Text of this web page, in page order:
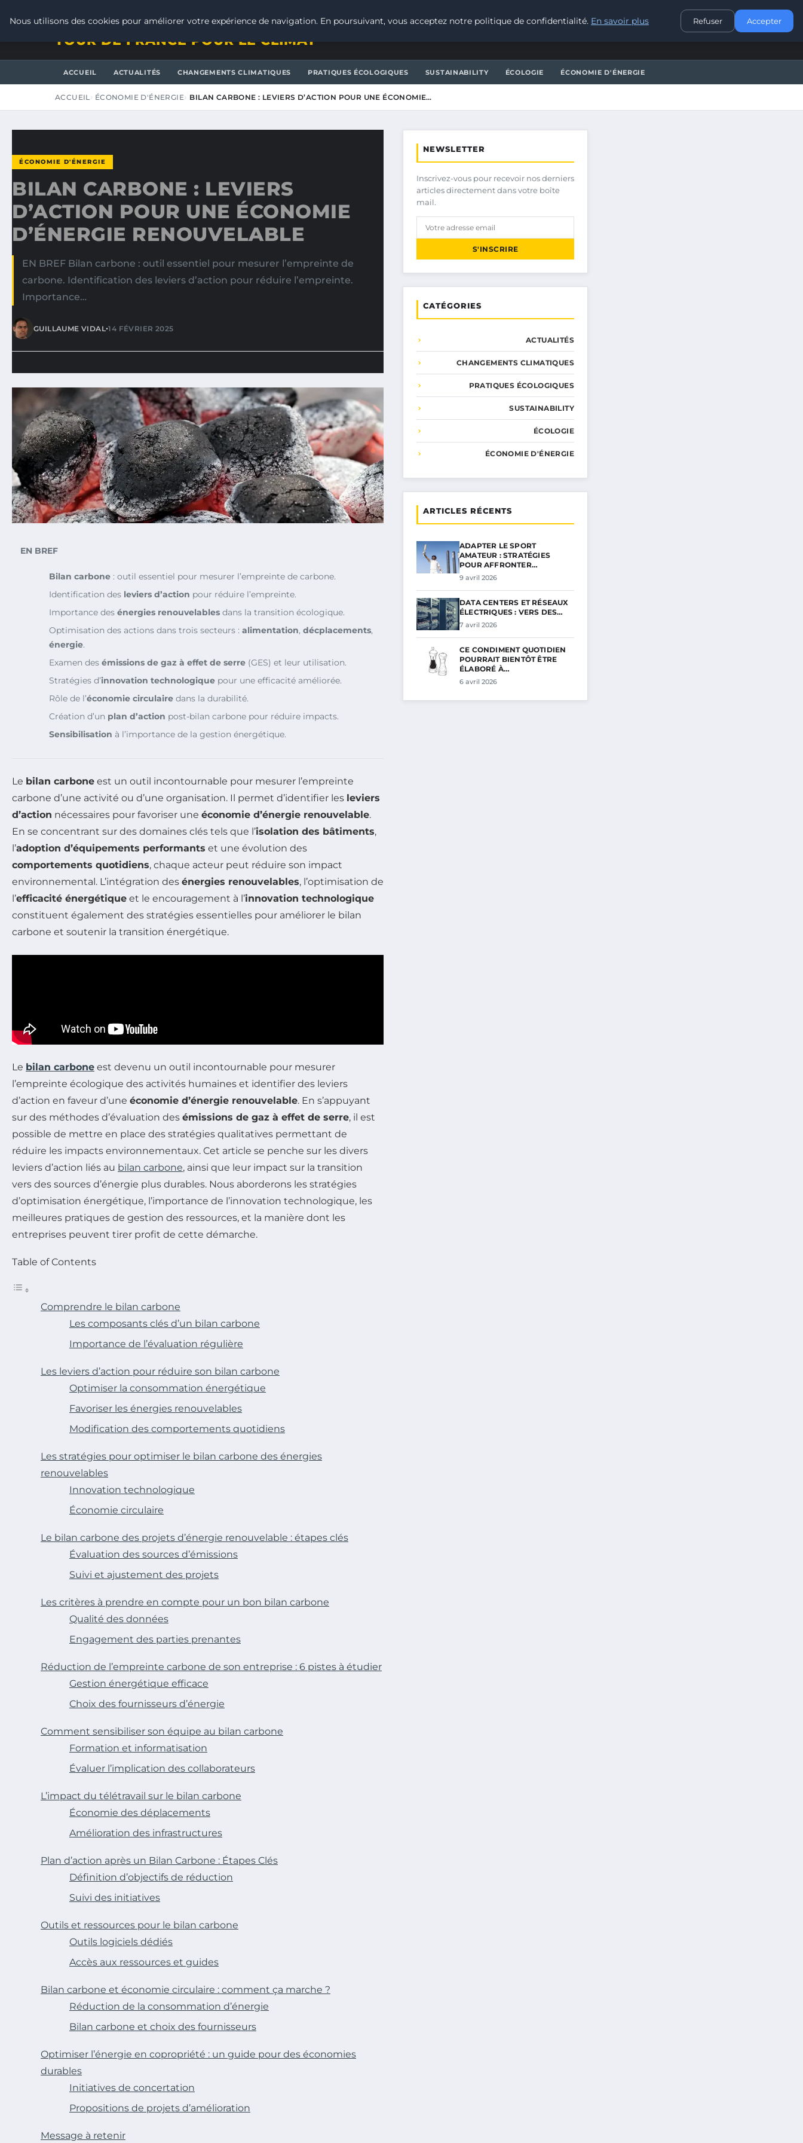
CONTACT
TOUR DE FRANCE POUR LE CLIMAT
ACCUEIL ACTUALITÉS CHANGEMENTS CLIMATIQUES PRATIQUES ÉCOLOGIQUES SUSTAINABILITY ÉCOLOGIE ÉCONOMIE D'ÉNERGIE
ACCUEIL ÉCONOMIE D'ÉNERGIE BILAN CARBONE : LEVIERS D’ACTION POUR UNE ÉCONOMIE…
ÉCONOMIE D'ÉNERGIE
BILAN CARBONE : LEVIERS
D’ACTION POUR UNE ÉCONOMIE
D’ÉNERGIE RENOUVELABLE
EN BREF Bilan carbone : outil essentiel pour mesurer l’empreinte de
carbone. Identification des leviers d’action pour réduire l’empreinte.
Importance…
GUILLAUME VIDAL•14 FÉVRIER 2025
EN BREF
Bilan carbone : outil essentiel pour mesurer l’empreinte de carbone.
Identification des leviers d’action pour réduire l’empreinte.
Importance des énergies renouvelables dans la transition écologique.
Optimisation des actions dans trois secteurs : alimentation, décplacements,
énergie.
Examen des émissions de gaz à effet de serre (GES) et leur utilisation.
Stratégies d’innovation technologique pour une efficacité améliorée.
Rôle de l’économie circulaire dans la durabilité.
Création d’un plan d’action post-bilan carbone pour réduire impacts.
Sensibilisation à l’importance de la gestion énergétique.
Le bilan carbone est un outil incontournable pour mesurer l’empreinte
carbone d’une activité ou d’une organisation. Il permet d’identifier les leviers
d’action nécessaires pour favoriser une économie d’énergie renouvelable.
En se concentrant sur des domaines clés tels que l’isolation des bâtiments,
l’adoption d’équipements performants et une évolution des
comportements quotidiens, chaque acteur peut réduire son impact
environnemental. L’intégration des énergies renouvelables, l’optimisation de
l’efficacité énergétique et le encouragement à l’innovation technologique
constituent également des stratégies essentielles pour améliorer le bilan
carbone et soutenir la transition énergétique.
Le bilan carbone est devenu un outil incontournable pour mesurer
l’empreinte écologique des activités humaines et identifier des leviers
d’action en faveur d’une économie d’énergie renouvelable. En s’appuyant
sur des méthodes d’évaluation des émissions de gaz à effet de serre, il est
possible de mettre en place des stratégies qualitatives permettant de
réduire les impacts environnementaux. Cet article se penche sur les divers
leviers d’action liés au bilan carbone, ainsi que leur impact sur la transition
vers des sources d’énergie plus durables. Nous aborderons les stratégies
d’optimisation énergétique, l’importance de l’innovation technologique, les
meilleures pratiques de gestion des ressources, et la manière dont les
entreprises peuvent tirer profit de cette démarche.
Table of Contents
Comprendre le bilan carbone
Les composants clés d’un bilan carbone
Importance de l’évaluation régulière
Les leviers d’action pour réduire son bilan carbone
Optimiser la consommation énergétique
Favoriser les énergies renouvelables
Modification des comportements quotidiens
Les stratégies pour optimiser le bilan carbone des énergies
renouvelables
Innovation technologique
Économie circulaire
Le bilan carbone des projets d’énergie renouvelable : étapes clés
Évaluation des sources d’émissions
Suivi et ajustement des projets
Les critères à prendre en compte pour un bon bilan carbone
Qualité des données
Engagement des parties prenantes
Réduction de l’empreinte carbone de son entreprise : 6 pistes à étudier
Gestion énergétique efficace
Choix des fournisseurs d’énergie
Comment sensibiliser son équipe au bilan carbone
Formation et informatisation
Évaluer l’implication des collaborateurs
L’impact du télétravail sur le bilan carbone
Économie des déplacements
Amélioration des infrastructures
Plan d’action après un Bilan Carbone : Étapes Clés
Définition d’objectifs de réduction
Suivi des initiatives
Outils et ressources pour le bilan carbone
Outils logiciels dédiés
Accès aux ressources et guides
Bilan carbone et économie circulaire : comment ça marche ?
Réduction de la consommation d’énergie
Bilan carbone et choix des fournisseurs
Optimiser l’énergie en copropriété : un guide pour des économies
durables
Initiatives de concertation
Propositions de projets d’amélioration
Message à retenir
NEWSLETTER
Inscrivez-vous pour recevoir nos derniers
articles directement dans votre boîte
mail.
S'INSCRIRE
CATÉGORIES
ACTUALITÉS
CHANGEMENTS CLIMATIQUES
PRATIQUES ÉCOLOGIQUES
SUSTAINABILITY
ÉCOLOGIE
ÉCONOMIE D'ÉNERGIE
ARTICLES RÉCENTS
ADAPTER LE SPORT
AMATEUR : STRATÉGIES
POUR AFFRONTER…
9 avril 2026
DATA CENTERS ET RÉSEAUX
ÉLECTRIQUES : VERS DES…
7 avril 2026
CE CONDIMENT QUOTIDIEN
POURRAIT BIENTÔT ÊTRE
ÉLABORÉ À…
6 avril 2026
Nous utilisons des cookies pour améliorer votre expérience de navigation. En poursuivant, vous acceptez notre politique de confidentialité. En savoir plus Refuser Accepter